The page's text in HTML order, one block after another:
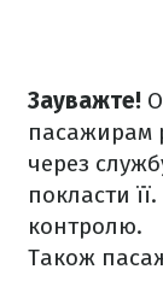
Зауважте!
пасажирам
через
покласти
контролю.
Також